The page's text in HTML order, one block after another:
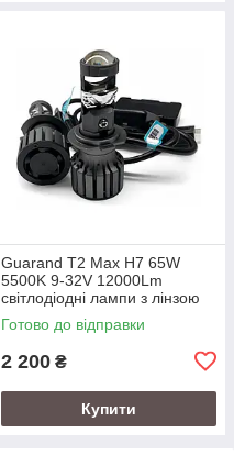
Guarand T2 Max H7 65W
5500K 9-32V 12000Lm
світлодіодні лампи з лінзою
Готово до відправки
2 200 ₴
Купити